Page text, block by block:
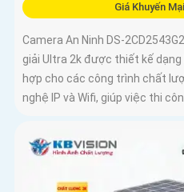
Giá Khuyến
Camera An Ninh DS-
giải Ultra 2k được thiết kế
hợp cho các công trình chất
nghệ IP và Wifi, giúp việc thi